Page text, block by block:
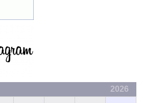
2026